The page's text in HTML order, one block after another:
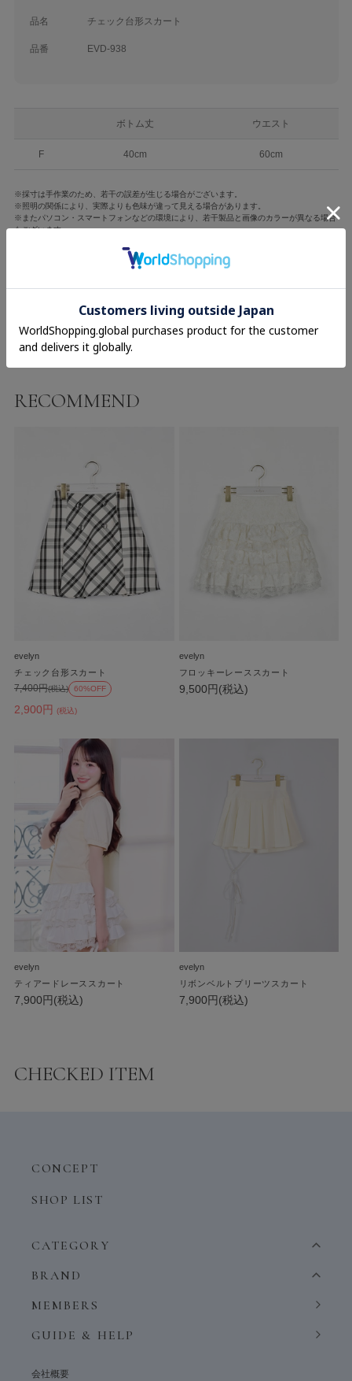
品名 チェック台形スカート
品番 EVD-938
ボトム丈 ウエスト
F 40cm 60cm
※採寸は手作業のため、若干の誤差が生じる場合がございます。
※照明の関係により、実際よりも色味が違って見える場合があります。
※またパソコン・スマートフォンなどの環境により、若干製品と画像のカラーが異なる場合
もございます。
RECOMMEND
evelyn
チェック台形スカート
2,900円 (税込)
7,400円(税込) 60%OFF
evelyn
フロッキーレーススカート
9,500円(税込)
evelyn
ティアードレーススカート
7,900円(税込)
evelyn
リボンベルトプリーツスカート
7,900円(税込)
CHECKED ITEM
CONCEPT
SHOP LIST
CATEGORY
BRAND
MEMBERS
GUIDE & HELP
会社概要